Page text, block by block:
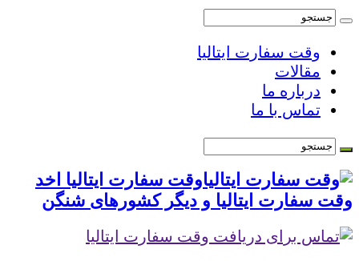
وقت سفارت ایتالیا
مقالات
درباره ما
تماس با ما
وقت سفارت ایتالیا اخد
وقت سفارت ایتالیا و دیگر کشورهای شنگن